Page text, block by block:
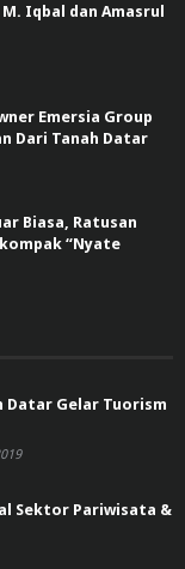
Iqbal dan Amasrul
Emersia Group
Dari Tanah Datar
Biasa, Ratusan
“Nyate
Datar Gelar Tuorism
Sektor Pariwisata &